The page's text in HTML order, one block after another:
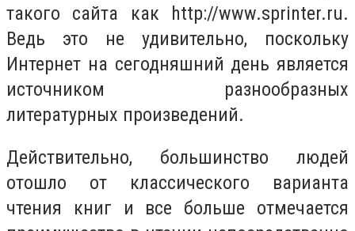
такого сайта как http://www.sprinter.ru.
Ведь это не удивительно, поскольку
Интернет на сегодняшний день является
источником разнообразных
литературных произведений.
Действительно, большинство людей
отошло от классического варианта
чтения книг и все больше отмечается